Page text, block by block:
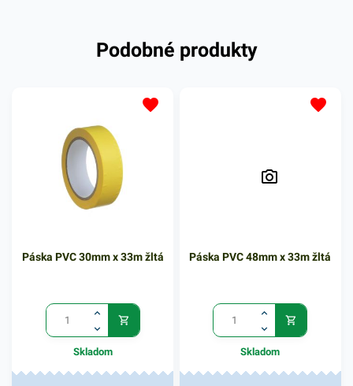
Podobné produkty
Páska PVC 30mm x 33m žltá
Skladom
Páska PVC 48mm x 33m žltá
Skladom